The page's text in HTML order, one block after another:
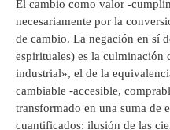
El cambio como valor -
necesariamente por la
de cambio. La negación en sí
espirituales) es la culminación
industrial», el de la
cambiable -accesible,
transformado en una suma de
cuantificados: ilusión de las